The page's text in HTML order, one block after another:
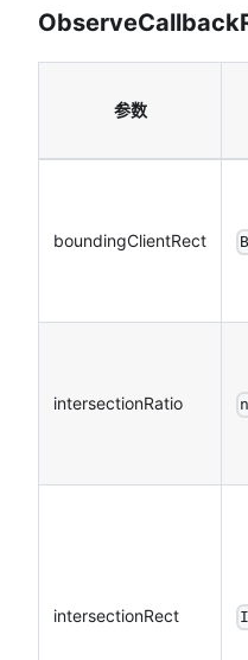
参数
boundingClientRect
intersectionRatio
intersectionRect